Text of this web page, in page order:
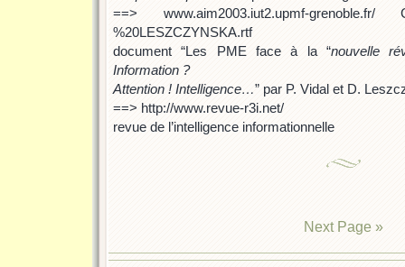
==> www.aim2003.iut2.upmf-grenoble.fr/
%20LESZCZYNSKA.rtf
document “Les PME face à la “nouvelle
Information ?
Attention ! Intelligence…” par P. Vidal et D.
==> http://www.revue-r3i.net/
revue de l’intelligence informationnelle
Next Page »